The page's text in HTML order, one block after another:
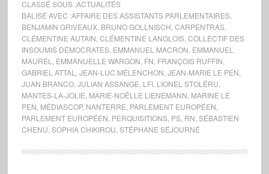
CLASSÉ SOUS :ACTUALITÉS
BALISÉ AVEC :AFFAIRE DES ASSISTANTS PARLEMENTAIRES,
BENJAMIN GRIVEAUX, BRUNO GOLLNISCH CARPENTRAS,
CLÉMENTINE AUTAIN CLÉMENTINE LANGLOIS, COLLECTIF DES
INSOUMIS DÉMOCRATES, EMMANUEL MACRON EMMANUEL
MAUREL
EMMANUELLE WARGON FN FRANÇOIS RUFFIN
GABRIEL ATTAL
JEAN-LUC MÉLENCHON JEAN-MARIE LE PEN
JUAN BRANCO, JULIAN ASSANGE LFI, LIONEL STOLÉRU
MANTES-LA-JOLIE MARIE-NOËLLE LIENEMANN MARINE LE
PEN MÉDIASCOP, NANTERRE PARLEMENT EUROPÉEN
PARLEMENT EUROPÉEN PERQUISITIONS, PS, RN SÉBASTIEN
CHENU SOPHIA CHIKIROU STÉPHANE SÉJOURNÉ